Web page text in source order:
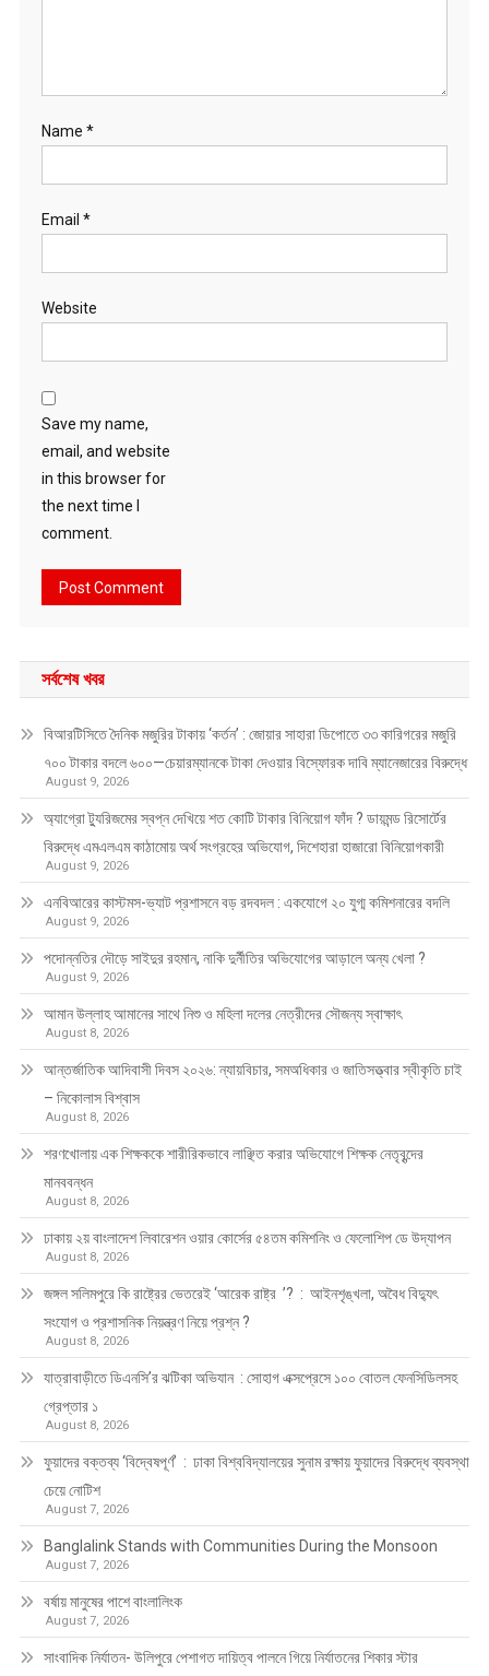
Name *
Email *
Website
Save my name,
email, and website
in this browser for
the next time I
comment.
সর্বশেষ খবর
বিআরটিসিতে দৈনিক মজুরির টাকায় ‘কর্তন’ : জোয়ার সাহারা ডিপোতে ৩৩ কারিগরের মজুরি
৭০০ টাকার বদলে ৬০০—চেয়ারম্যানকে টাকা দেওয়ার বিস্ফোরক দাবি ম্যানেজারের বিরুদ্ধে
August 9, 2026
অ্যাগ্রো ট্যুরিজমের স্বপ্ন দেখিয়ে শত কোটি টাকার বিনিয়োগ ফাঁদ ? ডায়মন্ড রিসোর্টের
বিরুদ্ধে এমএলএম কাঠামোয় অর্থ সংগ্রহের অভিযোগ, দিশেহারা হাজারো বিনিয়োগকারী
August 9, 2026
এনবিআরের কাস্টমস-ভ্যাট প্রশাসনে বড় রদবদল : একযোগে ২০ যুগ্ম কমিশনারের বদলি
August 9, 2026
পদোন্নতির দৌড়ে সাইদুর রহমান, নাকি দুর্নীতির অভিযোগের আড়ালে অন্য খেলা ?
August 9, 2026
আমান উল্লাহ আমানের সাথে নিশু ও মহিলা দলের নেত্রীদের সৌজন্য স্বাক্ষাৎ
August 8, 2026
আন্তর্জাতিক আদিবাসী দিবস ২০২৬: ন্যায়বিচার, সমঅধিকার ও জাতিসত্ত্বার স্বীকৃতি চাই
– নিকোলাস বিশ্বাস
August 8, 2026
শরণখোলায় এক শিক্ষককে শারীরিকভাবে লাঞ্ছিত করার অভিযোগে শিক্ষক নেতৃবৃন্দের
মানববন্ধন
August 8, 2026
ঢাকায় ২য় বাংলাদেশ লিবারেশন ওয়ার কোর্সের ৫৪তম কমিশনিং ও ফেলোশিপ ডে উদ্‌যাপন
August 8, 2026
জঙ্গল সলিমপুরে কি রাষ্ট্রের ভেতরেই ‘আরেক রাষ্ট্র ’? : আইনশৃঙ্খলা, অবৈধ বিদ্যুৎ
সংযোগ ও প্রশাসনিক নিয়ন্ত্রণ নিয়ে প্রশ্ন ?
August 8, 2026
যাত্রাবাড়ীতে ডিএনসি’র ঝটিকা অভিযান : সোহাগ এক্সপ্রেসে ১০০ বোতল ফেনসিডিলসহ
গ্রেপ্তার ১
August 8, 2026
ফুয়াদের বক্তব্য ‘বিদ্বেষপূর্ণ’ : ঢাকা বিশ্ববিদ্যালয়ের সুনাম রক্ষায় ফুয়াদের বিরুদ্ধে ব্যবস্থা
চেয়ে নোটিশ
August 7, 2026
Banglalink Stands with Communities During the Monsoon
August 7, 2026
বর্ষায় মানুষের পাশে বাংলালিংক
August 7, 2026
সাংবাদিক নির্যাতন- উলিপুরে পেশাগত দায়িত্ব পালনে গিয়ে নির্যাতনের শিকার স্টার